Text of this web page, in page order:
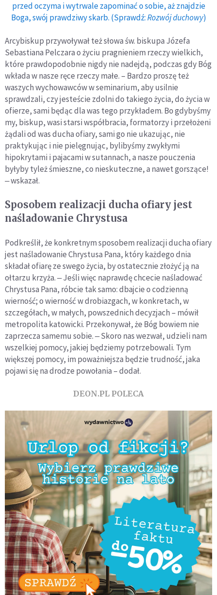
przed oczyma i wytrwale zapominać o sobie, aż znajdzie
Boga, swój prawdziwy skarb. (Sprawdź:Rozwój duchowy)
Arcybiskup przywoływał też słowa św. biskupa Józefa
Sebastiana Pelczara o życiu pragnieniem rzeczy wielkich,
które prawdopodobnie nigdy nie nadejdą, podczas gdy Bóg
wkłada w nasze ręce rzeczy małe. – Bardzo proszę też
waszych wychowawców w seminarium, aby usilnie
sprawdzali, czy jesteście zdolni do takiego życia, do życia w
ofierze, sami będąc dla was tego przykładem. Bo gdybyśmy
my, biskup, wasi starsi współbracia, formatorzy i przełożeni
żądali od was ducha ofiary, sami go nie ukazując, nie
praktykując i nie pielęgnując, bylibyśmy zwykłymi
hipokrytami i pajacami w sutannach, a nasze pouczenia
byłyby tyleż śmieszne, co nieskuteczne, a nawet gorszące!
‒ wskazał.
Sposobem realizacji ducha ofiary jest
naśladowanie Chrystusa
Podkreślił, że konkretnym sposobem realizacji ducha ofiary
jest naśladowanie Chrystusa Pana, który każdego dnia
składał ofiarę ze swego życia, by ostatecznie złożyć ją na
ołtarzu krzyża. ‒ Jeśli więc naprawdę chcecie naśladować
Chrystusa Pana, róbcie tak samo: dbajcie o codzienną
wierność; o wierność w drobiazgach, w konkretach, w
szczegółach, w małych, powszednich decyzjach – mówił
metropolita katowicki. Przekonywał, że Bóg bowiem nie
zaprzecza samemu sobie. ‒ Skoro nas wezwał, udzieli nam
wszelkiej pomocy, jakiej będziemy potrzebowali. Tym
większej pomocy, im poważniejsza będzie trudność, jaka
pojawi się na drodze powołania – dodał.
DEON.PL POLECA